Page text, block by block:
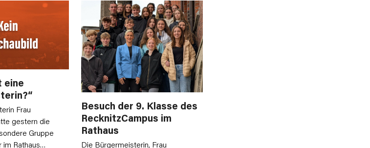
eine
Frau
gestern die
Gruppe
im Rathaus…
Besuch der 9. Klasse des
RecknitzCampus im
Rathaus
Die Bürgermeisterin, Frau